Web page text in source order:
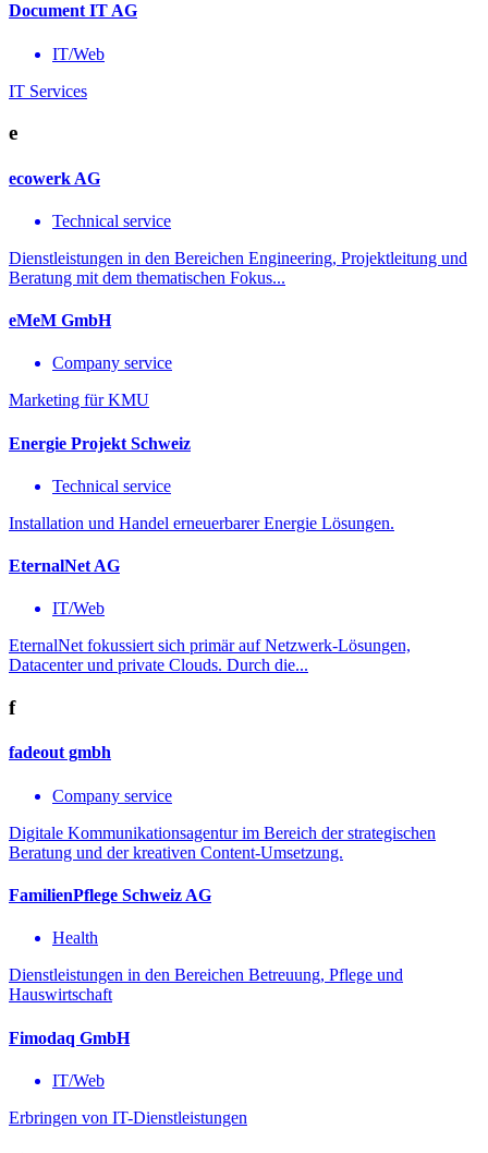
Document IT AG
IT/Web
IT Services
e
ecowerk AG
Technical service
Dienstleistungen in den Bereichen Engineering, Projektleitung und
Beratung mit dem thematischen Fokus...
eMeM GmbH
Company service
Marketing für KMU
Energie Projekt Schweiz
Technical service
Installation und Handel erneuerbarer Energie Lösungen.
EternalNet AG
IT/Web
EternalNet fokussiert sich primär auf Netzwerk-Lösungen,
Datacenter und private Clouds. Durch die...
f
fadeout gmbh
Company service
Digitale Kommunikationsagentur im Bereich der strategischen
Beratung und der kreativen Content-Umsetzung.
FamilienPflege Schweiz AG
Health
Dienstleistungen in den Bereichen Betreuung, Pflege und
Hauswirtschaft
Fimodaq GmbH
IT/Web
Erbringen von IT-Dienstleistungen